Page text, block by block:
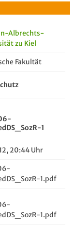
Albrechts-
zu Kiel
Fakultät
1
20:44 Uhr
1.pdf
1.pdf